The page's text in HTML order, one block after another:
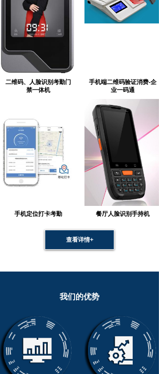
二维码、人脸识别考勤门
禁一体机
手机端二维码验证消费-企
业一码通
手机定位打卡考勤 餐厅人脸识别手持机
查看详情+
我们的优势